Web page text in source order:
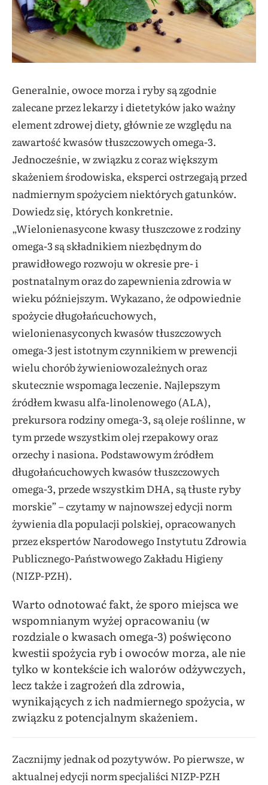
Generalnie, owoce morza i ryby są zgodnie
zalecane przez lekarzy i dietetyków jako ważny
element zdrowej diety, głównie ze względu na
zawartość kwasów tłuszczowych omega-3.
Jednocześnie, w związku z coraz większym
skażeniem środowiska, eksperci ostrzegają przed
nadmiernym spożyciem niektórych gatunków.
Dowiedz się, których konkretnie.
„Wielonienasycone kwasy tłuszczowe z rodziny
omega-3 są składnikiem niezbędnym do
prawidłowego rozwoju w okresie pre- i
postnatalnym oraz do zapewnienia zdrowia w
wieku późniejszym. Wykazano, że odpowiednie
spożycie długołańcuchowych,
wielonienasyconych kwasów tłuszczowych
omega-3 jest istotnym czynnikiem w prewencji
wielu chorób żywieniowozależnych oraz
skutecznie wspomaga leczenie. Najlepszym
źródłem kwasu alfa-linolenowego (ALA),
prekursora rodziny omega-3, są oleje roślinne, w
tym przede wszystkim olej rzepakowy oraz
orzechy i nasiona. Podstawowym źródłem
długołańcuchowych kwasów tłuszczowych
omega-3, przede wszystkim DHA, są tłuste ryby
morskie” – czytamy w najnowszej edycji norm
żywienia dla populacji polskiej, opracowanych
przez ekspertów Narodowego Instytutu Zdrowia
Publicznego-Państwowego Zakładu Higieny
(NIZP-PZH).
Warto odnotować fakt, że sporo miejsca we
wspomnianym wyżej opracowaniu (w
rozdziale o kwasach omega-3) poświęcono
kwestii spożycia ryb i owoców morza, ale nie
tylko w kontekście ich walorów odżywczych,
lecz także i zagrożeń dla zdrowia,
wynikających z ich nadmiernego spożycia, w
związku z potencjalnym skażeniem.
Zacznijmy jednak od pozytywów. Po pierwsze, w
aktualnej edycji norm specjaliści NIZP-PZH